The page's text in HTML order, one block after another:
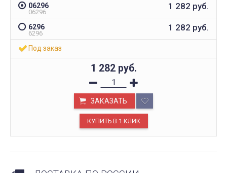
06296
06296
1 282 руб.
6296
6296
1 282 руб.
Под заказ
1 282 руб.
ЗАКАЗАТЬ